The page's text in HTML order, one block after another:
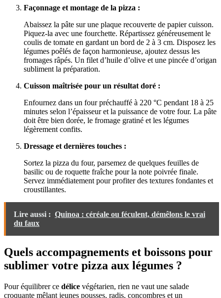
Façonnage et montage de la pizza :
Abaissez la pâte sur une plaque recouverte de papier cuisson.
Piquez-la avec une fourchette. Répartissez généreusement le
coulis de tomate en gardant un bord de 2 à 3 cm. Disposez les
légumes poêlés de façon harmonieuse, ajoutez dessus les
fromages râpés. Un filet d’huile d’olive et une pincée d’origan
subliment la préparation.
Cuisson maîtrisée pour un résultat doré :
Enfournez dans un four préchauffé à 220 °C pendant 18 à 25
minutes selon l’épaisseur et la puissance de votre four. La pâte
doit être bien dorée, le fromage gratiné et les légumes
légèrement confits.
Dressage et dernières touches :
Sortez la pizza du four, parsemez de quelques feuilles de
basilic ou de roquette fraîche pour la note poivrée finale.
Servez immédiatement pour profiter des textures fondantes et
croustillantes.
Lire aussi : Quinoa : céréale ou féculent, démêlons le vrai
du faux
Quels accompagnements et boissons pour
sublimer votre pizza aux légumes ?
Pour équilibrer ce délice végétarien, rien ne vaut une salade
croquante mêlant jeunes pousses, radis, concombres et un